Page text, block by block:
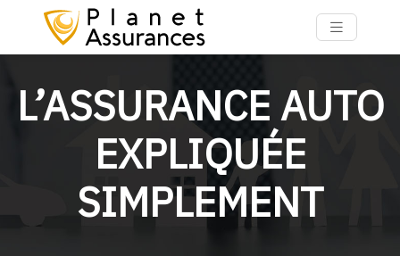
L’ASSURANCE AUTO
EXPLIQUÉE
SIMPLEMENT